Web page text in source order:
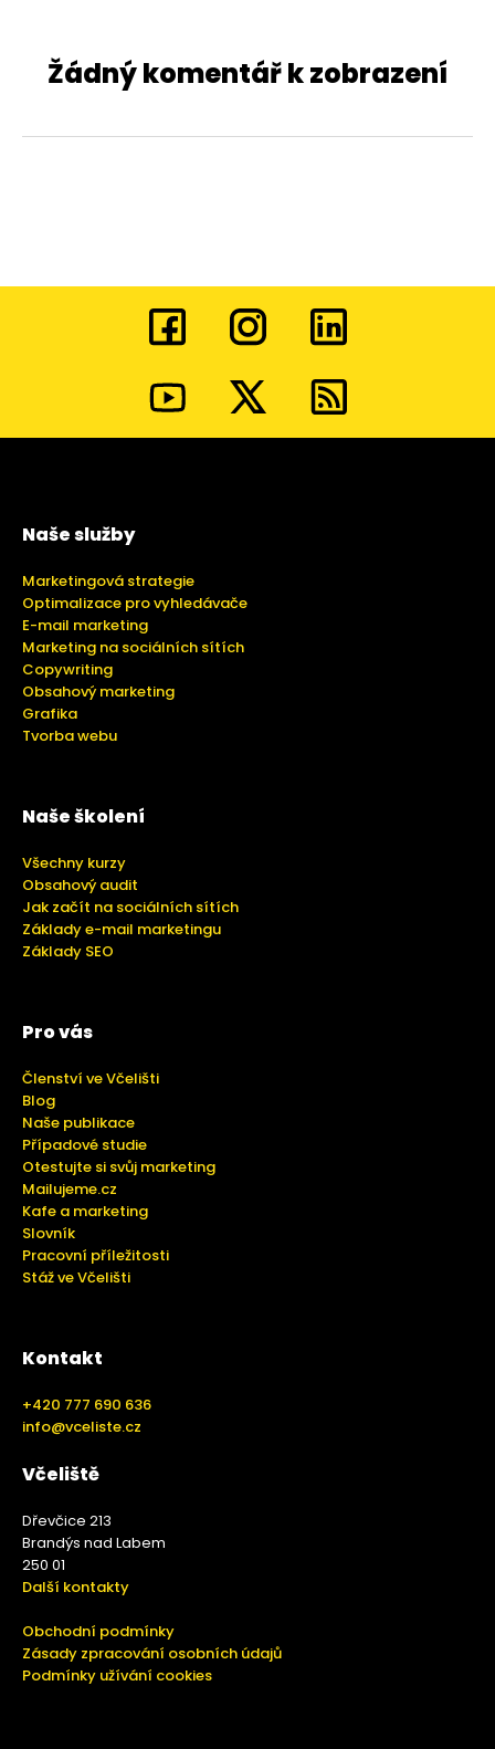
Žádný komentář k zobrazení
Naše služby
Marketingová strategie
Optimalizace pro vyhledávače
E-mail marketing
Marketing na sociálních sítích
Copywriting
Obsahový marketing
Grafika
Tvorba webu
Naše školení
Všechny kurzy
Obsahový audit
Jak začít na sociálních sítích
Základy e-mail marketingu
Základy SEO
Pro vás
Členství ve Včelišti
Blog
Naše publikace
Případové studie
Otestujte si svůj marketing
Mailujeme.cz
Kafe a marketing
Slovník
Pracovní příležitosti
Stáž ve Včelišti
Kontakt
+420 777 690 636
info@vceliste.cz
Včeliště
Dřevčice 213
Brandýs nad Labem
250 01
Další kontakty
Obchodní podmínky
Zásady zpracování osobních údajů
Podmínky užívání cookies